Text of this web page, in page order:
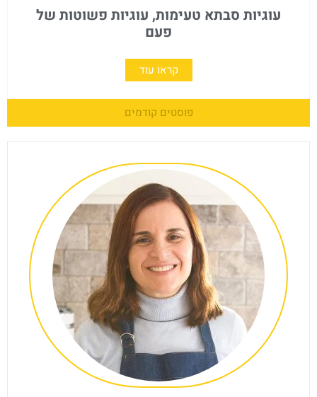
עוגיות סבתא טעימות, עוגיות פשוטות של
פעם
קראו עוד
פוסטים קודמים